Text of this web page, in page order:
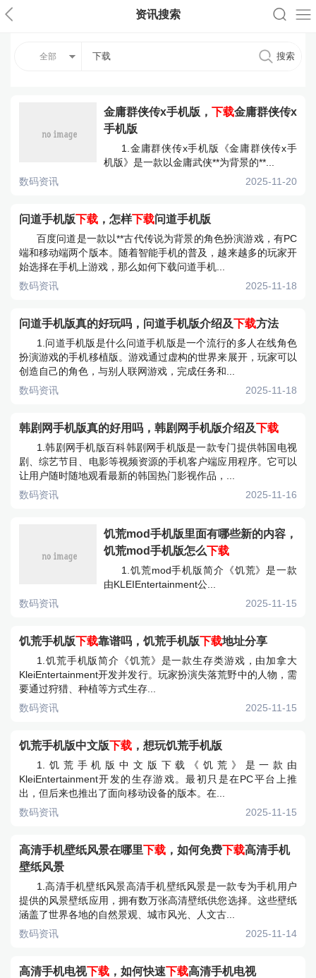
资讯搜索
全部
金庸群侠传x手机版， 下载金庸群侠传x
手机版
1.金庸群侠传x手机版《金庸群侠传x手
机版》是一款以金庸武侠**为背景的**...
数码资讯
2025-11-20
问道手机版下载 ，怎样下载问道手机版
百度问道是一款以**古代传说为背景的角色扮演游戏，有PC
端和移动端两个版本。随着智能手机的普及，越来越多的玩家开
始选择在手机上游戏，那么如何下载问道手机...
数码资讯
2025-11-18
问道手机版真的好玩吗，问道手机版介绍及下载方法
1.问道手机版是什么问道手机版是一个流行的多人在线角色
扮演游戏的手机移植版。游戏通过虚构的世界来展开，玩家可以
创造自己的角色，与别人联网游戏，完成任务和...
数码资讯
2025-11-18
韩剧网手机版真的好用吗，韩剧网手机版介绍及下载
1.韩剧网手机版百科韩剧网手机版是一款专门提供韩国电视
剧、综艺节目、电影等视频资源的手机客户端应用程序。它可以
让用户随时随地观看最新的韩国热门影视作品，...
数码资讯
2025-11-16
饥荒mod手机版里面有哪些新的内容，
饥荒mod手机版怎么下载
1.饥荒mod手机版简介《饥荒》是一款
由KLEIEntertainment公...
数码资讯
2025-11-15
饥荒手机版下载靠谱吗，饥荒手机版下载地址分享
1.饥荒手机版简介《饥荒》是一款生存类游戏，由加拿大
KleiEntertainment开发并发行。玩家扮演失落荒野中的人物，需
要通过狩猎、种植等方式生存...
数码资讯
2025-11-15
饥荒手机版中文版下载 ，想玩饥荒手机版
1.饥荒手机版中文版下载《饥荒》是一款由
KleiEntertainment开发的生存游戏。最初只是在PC平台上推
出，但后来也推出了面向移动设备的版本。在...
数码资讯
2025-11-15
高清手机壁纸风景在哪里下载 ，如何免费下载高清手机
壁纸风景
1.高清手机壁纸风景高清手机壁纸风景是一款专为手机用户
提供的风景壁纸应用，拥有数万张高清壁纸供您选择。这些壁纸
涵盖了世界各地的自然景观、城市风光、人文古...
数码资讯
2025-11-14
高清手机电视下载 ，如何快速下载高清手机电视